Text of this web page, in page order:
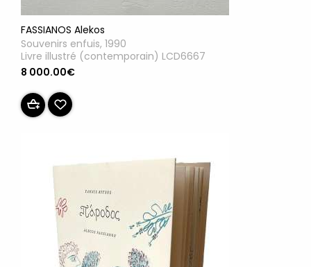
FASSIANOS Alekos
Souvenirs enfuis, 1990
Livre illustré (contemporain) LCD6667
8 000.00€